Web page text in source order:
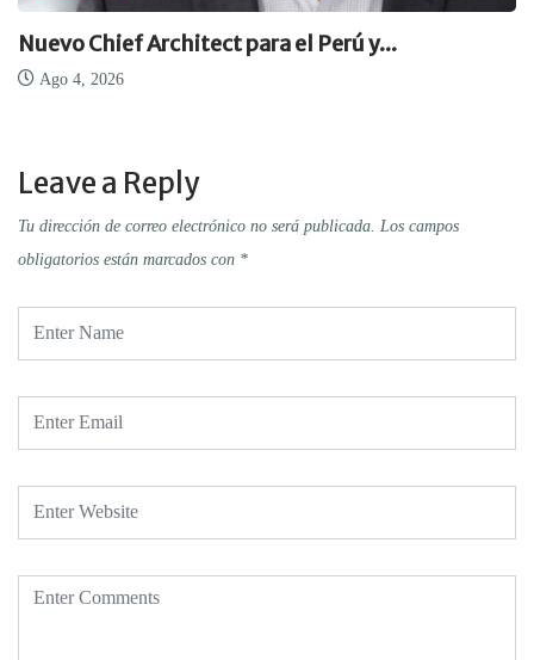
Nuevo Chief Architect para el Perú y...
Ago 4, 2026
Leave a Reply
Tu dirección de correo electrónico no será publicada. Los campos
obligatorios están marcados con *